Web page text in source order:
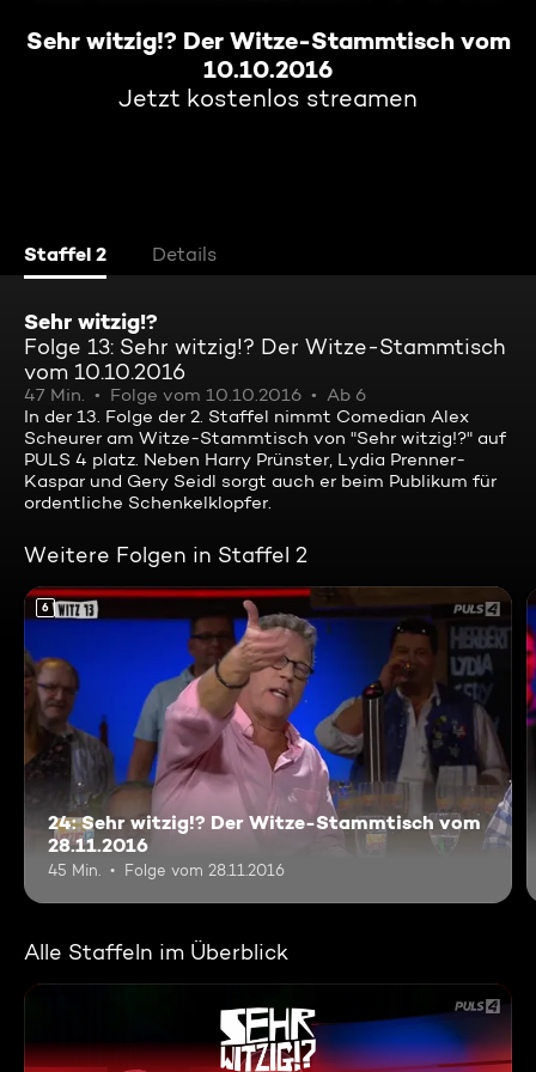
Sehr witzig!? Der Witze-Stammtisch vom
10.10.2016
Jetzt kostenlos streamen
Staffel 2 Details
Sehr witzig!?
Folge 13: Sehr witzig!? Der Witze-Stammtisch
vom 10.10.2016
47 Min. Folge vom 10.10.2016
Ab 6
In der 13. Folge der 2. Staffel nimmt Comedian Alex
Scheurer am Witze-Stammtisch von "Sehr witzig!?" auf
PULS 4 platz. Neben Harry Prünster, Lydia Prenner-
Kaspar und Gery Seidl sorgt auch er beim Publikum für
ordentliche Schenkelklopfer.
Weitere Folgen in Staffel 2
6
24: Sehr witzig!? Der Witze-Stammtisch vom
28.11.2016
45 Min. Folge vom 28.11.2016
Alle Staffeln im Überblick